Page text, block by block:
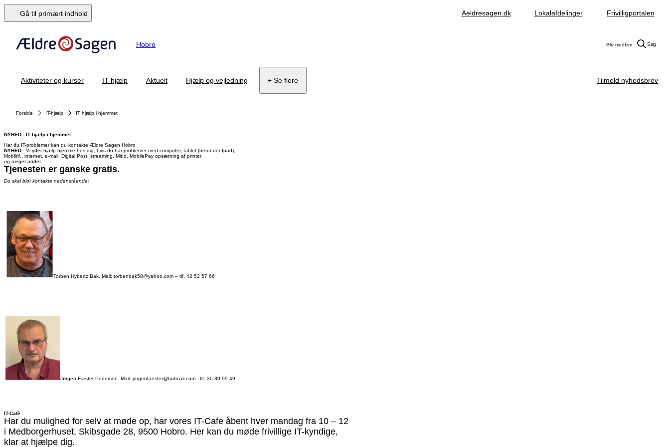
Gå til primært indhold Aeldresagen.dk Lokalafdelinger Frivilligportalen
Hobro Bliv medlem Søg
Aktiviteter og kurser IT-hjælp Aktuelt Hjælp og vejledning + Se flere Tilmeld nyhedsbrev
Forside IT-hjælp IT hjælp i hjemmet
NYHED - IT hjælp i hjemmet
Har du IT-problemer kan du kontakte Ældre Sagen Hobro
NYHED - Vi yder hjælp hjemme hos dig, hvis du har problemer med computer, tablet (herunder Ipad),
Mobiltlf., internet, e-mail, Digital Post, streaming, MitId, MobilePay opsætning af printer
og meget andet.
Tjenesten er ganske gratis.
Du skal blot kontakte nedenstående:
Torben Hybertz Bak. Mail: torbenbak58@yahoo.com – tlf. 42 52 57 66
Jørgen Fæster Pedersen. Mail: jorgenfaester@hotmail.com - tlf. 30 30 99 49
IT-Cafè
Har du mulighed for selv at møde op, har vores IT-Cafe åbent hver mandag fra 10 – 12
i Medborgerhuset, Skibsgade 28, 9500 Hobro. Her kan du møde frivillige IT-kyndige,
klar at hjælpe dig.